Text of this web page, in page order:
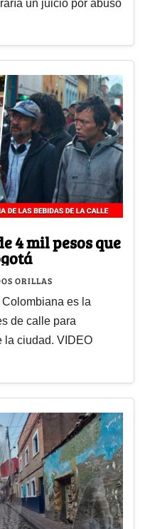
un juicio por abuso
4 mil pesos que
ORILLAS
es la
de calle para
la ciudad. VIDEO